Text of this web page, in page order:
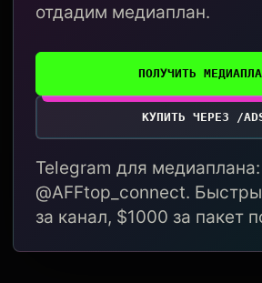
отдадим медиаплан.
ПОЛУЧИТЬ
КУПИТЬ ЧЕРЕЗ /
Telegram для медиаплана:
@AFFtop_connect.
за канал, $1000 за пакет